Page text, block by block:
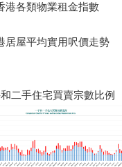
港各類物業租金指數
居屋平均實用呎價走勢
二手住宅買賣宗數比例